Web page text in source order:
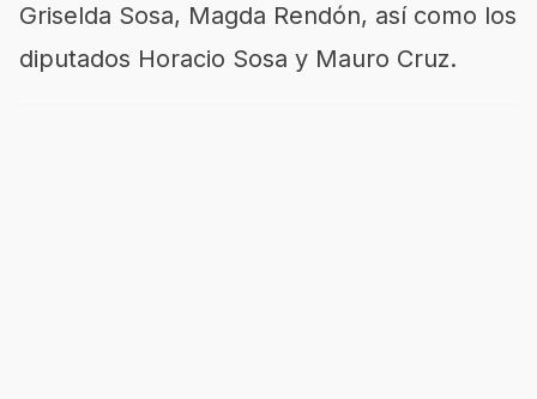
Griselda Sosa, Magda Rendón, así como los
diputados Horacio Sosa y Mauro Cruz.